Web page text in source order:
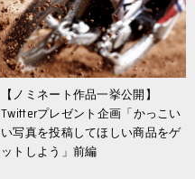
【ノミネート作品一挙公開】
Twitterプレゼント企画「かっこい
い写真を投稿してほしい商品をゲ
ットしよう」前編